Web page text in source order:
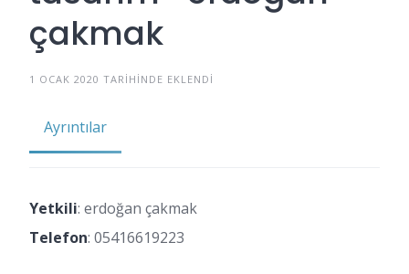
çakmak
1 OCAK 2020 TARIHINDE EKLENDI
Ayrıntılar
Yetkili: erdoğan çakmak
Telefon: 05416619223